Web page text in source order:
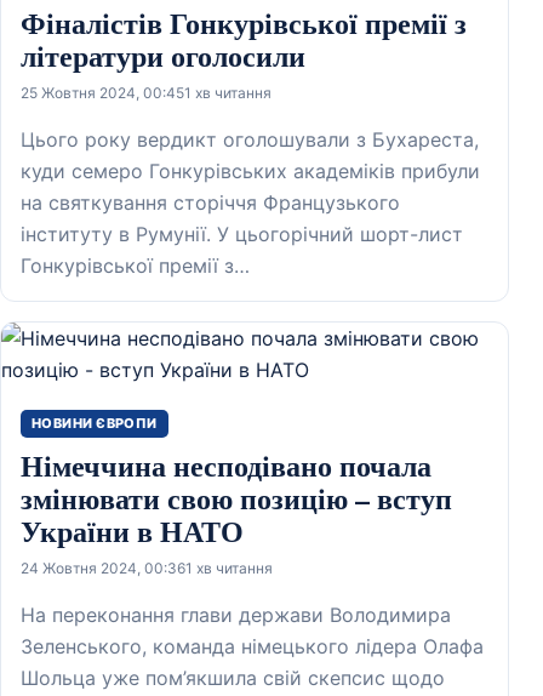
Фіналістів Гонкурівської премії з
літератури оголосили
25 Жовтня 2024, 00:451 хв читання
Цього року вердикт оголошували з Бухареста,
куди семеро Гонкурівських академіків прибули
на святкування сторіччя Французького
інституту в Румунії. У цьогорічний шорт-лист
Гонкурівської премії з…
НОВИНИ ЄВРОПИ
Німеччина несподівано почала
змінювати свою позицію – вступ
України в НАТО
24 Жовтня 2024, 00:361 хв читання
На переконання глави держави Володимира
Зеленського, команда німецького лідера Олафа
Шольца уже пом’якшила свій скепсис щодо